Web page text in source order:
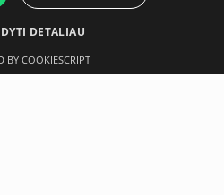
Techninė
DETALIAU
BY COOKIESCRIPT